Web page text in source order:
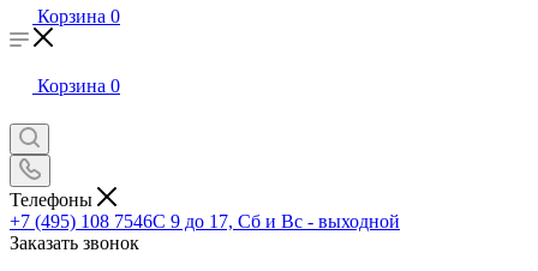
Корзина 0
Корзина 0
Телефоны
+7 (495) 108 7546С 9 до 17, Сб и Вс - выходной
Заказать звонок